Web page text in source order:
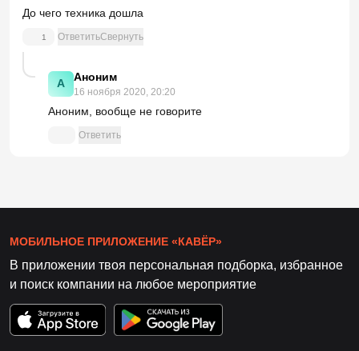
До чего техника дошла
1 ОтветитьСвернуть
А Аноним
16 ноября 2020, 20:20
Аноним, вообще не говорите
Ответить
МОБИЛЬНОЕ ПРИЛОЖЕНИЕ «КАВЁР»
В приложении твоя персональная подборка, избранное
и поиск компании на любое мероприятие